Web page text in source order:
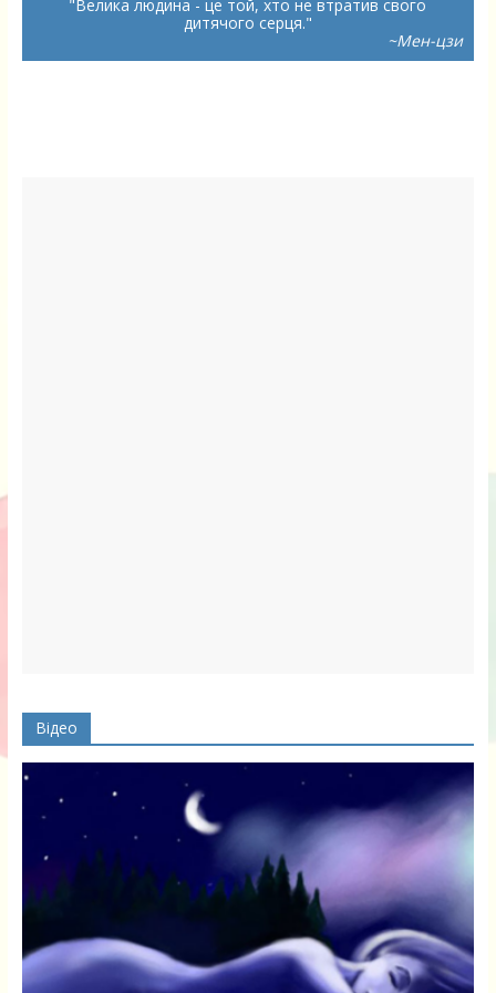
Велика людина - це той, хто не втратив свого
дитячого серця.
~Мен-цзи
Відео